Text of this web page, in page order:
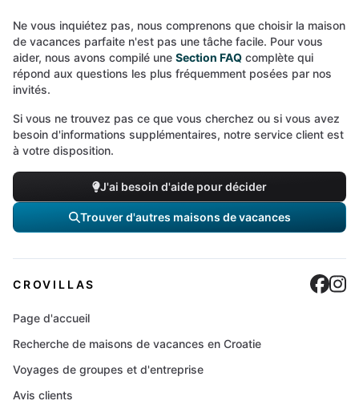
Ne vous inquiétez pas, nous comprenons que choisir la maison
de vacances parfaite n'est pas une tâche facile. Pour vous
aider, nous avons compilé une Section FAQ complète qui
répond aux questions les plus fréquemment posées par nos
invités.
Si vous ne trouvez pas ce que vous cherchez ou si vous avez
besoin d'informations supplémentaires, notre service client est
à votre disposition.
J'ai besoin d'aide pour décider
Trouver d'autres maisons de vacances
CROVILLAS
Page d'accueil
Recherche de maisons de vacances en Croatie
Voyages de groupes et d'entreprise
Avis clients